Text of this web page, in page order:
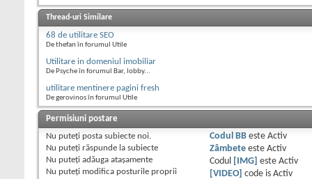
Thread-uri Similare
68 de utilitare SEO
De thefan în forumul Utile
Utilitare in domeniul imobiliar
De Psyche în forumul Bar, lobby...
utilitare mentinere pagini fresh
De gerovinos în forumul Utile
Permisiuni postare
Nu puteţi posta subiecte noi.
Nu puteţi răspunde la subiecte
Nu puteţi adăuga ataşamente
Nu puteţi modifica posturile proprii
Codul BBeste Activ
Zâmbeteeste Activ
Codul
[IMG] este Activ
[VIDEO] code is Activ